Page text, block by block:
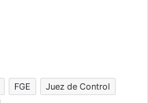
FGE
Juez de Control